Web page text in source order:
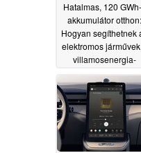
Hatalmas, 120
akkumulátor otthon:
Hogyan segíthetnek
elektromos
villamosenergia-
megmentésében
07/10/2026